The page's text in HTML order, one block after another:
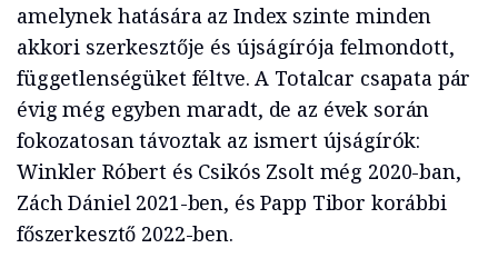
amelynek hatására az Index szinte minden
akkori szerkesztője és újságírója felmondott,
függetlenségüket féltve. A Totalcar csapata pár
évig még egyben maradt, de az évek során
fokozatosan távoztak az ismert újságírók:
Winkler Róbert és Csikós Zsolt még 2020-ban,
Zách Dániel 2021-ben, és Papp Tibor korábbi
főszerkesztő 2022-ben.